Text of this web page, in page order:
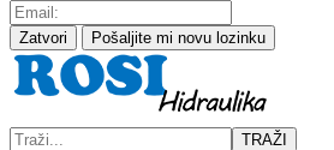
Zatvori Pošaljite mi novu lozinku
TRAŽI